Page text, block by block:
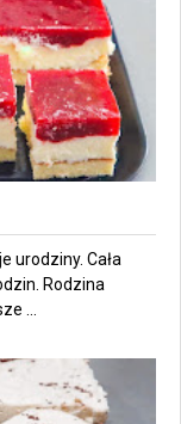
urodziny. Cała
Rodzina
...